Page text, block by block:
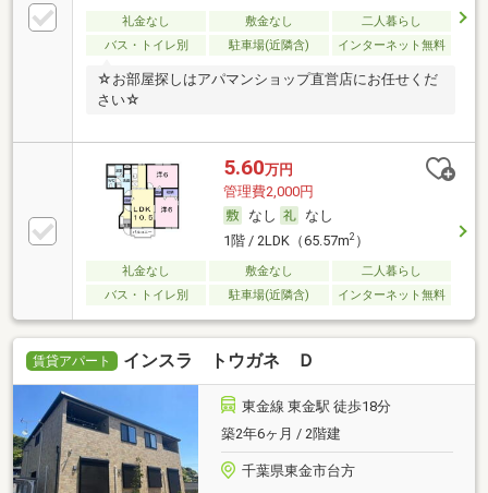
礼金なし 敷金なし
二人暮らし
バス・トイレ別
駐車場(近隣含) インターネット無料
☆お部屋探しはアパマンショップ直営店にお任せくだ
さい☆
5.60万円
管理費2,000円
なし
なし
1階 / 2LDK（65.57m2）
礼金なし 敷金なし
二人暮らし
バス・トイレ別
駐車場(近隣含) インターネット無料
賃貸アパート インスラ トウガネ Ｄ
東金線 東金駅 徒歩18分
築2年6ヶ月 / 2階建
千葉県東金市台方